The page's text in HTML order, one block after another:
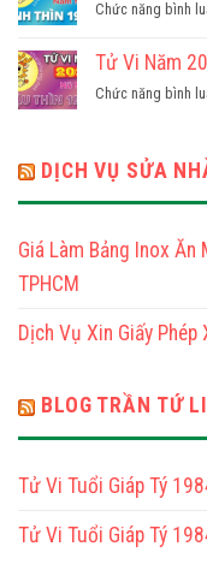
Chức năng bình
Tử Vi Năm
Chức năng bình
DỊCH VỤ SỬA
Giá Làm Bảng Inox
TPHCM
Dịch Vụ Xin Giấy Phép
BLOG TRẦN TỨ
Tử Vi Tuổi Giáp Tý
Tử Vi Tuổi Giáp Tý